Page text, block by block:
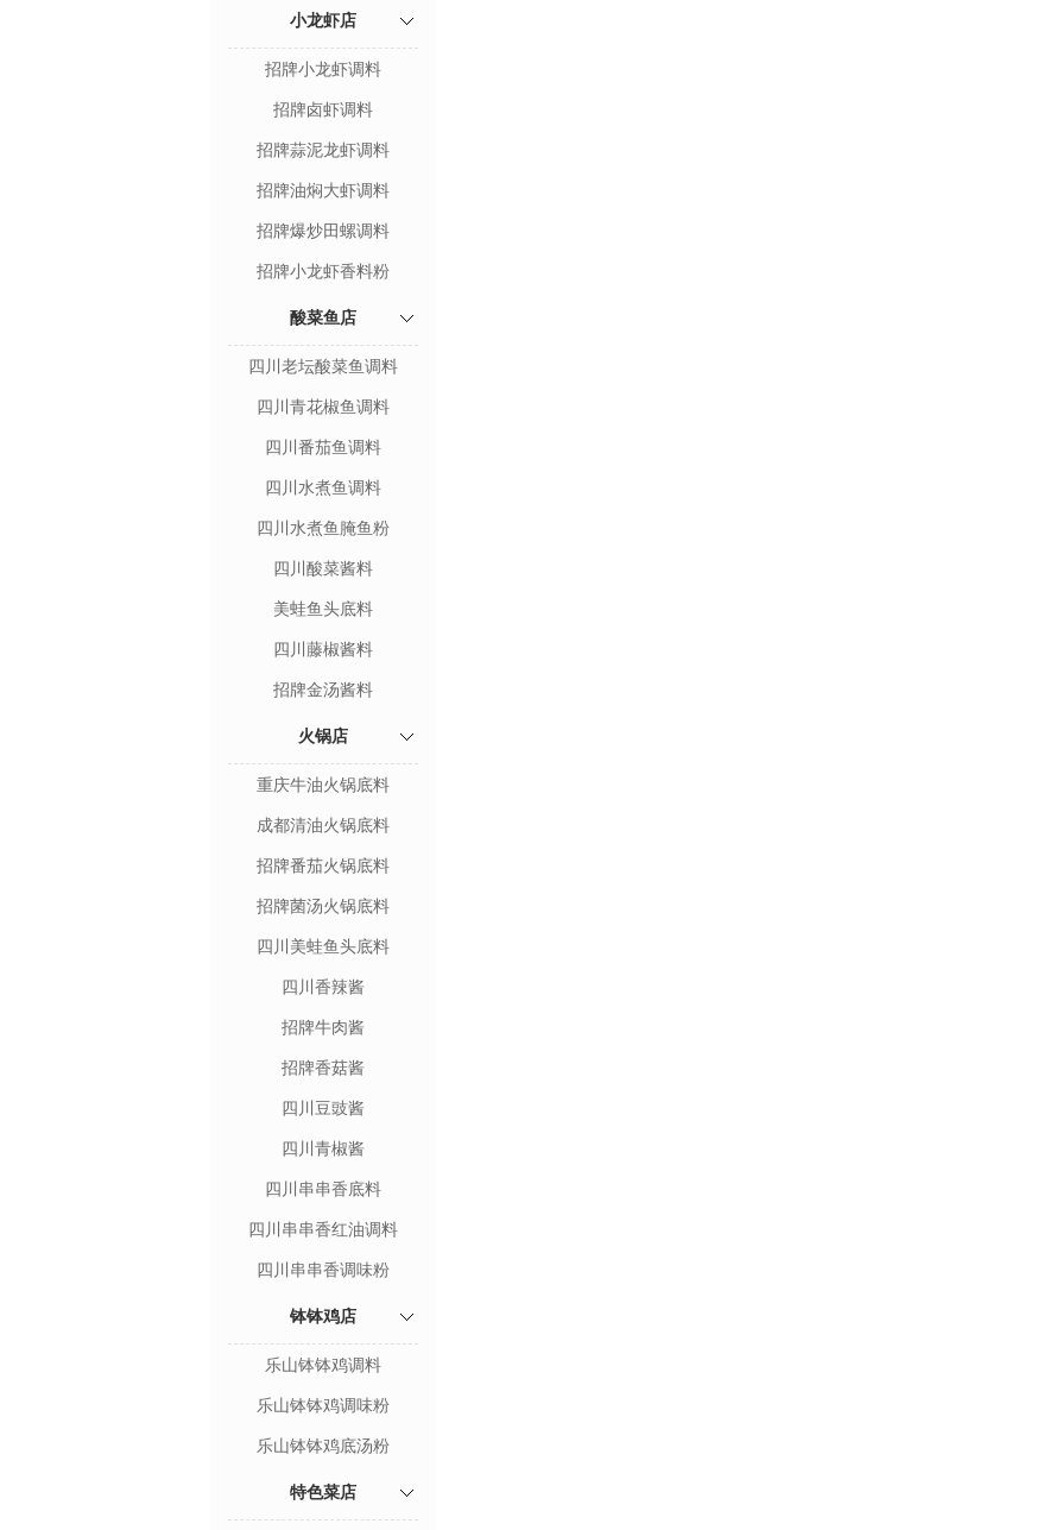
小龙虾店
招牌小龙虾调料
招牌卤虾调料
招牌蒜泥龙虾调料
招牌油焖大虾调料
招牌爆炒田螺调料
招牌小龙虾香料粉
酸菜鱼店
四川老坛酸菜鱼调料
四川青花椒鱼调料
四川番茄鱼调料
四川水煮鱼调料
四川水煮鱼腌鱼粉
四川酸菜酱料
美蛙鱼头底料
四川藤椒酱料
招牌金汤酱料
火锅店
重庆牛油火锅底料
成都清油火锅底料
招牌番茄火锅底料
招牌菌汤火锅底料
四川美蛙鱼头底料
四川香辣酱
招牌牛肉酱
招牌香菇酱
四川豆豉酱
四川青椒酱
四川串串香底料
四川串串香红油调料
四川串串香调味粉
钵钵鸡店
乐山钵钵鸡调料
乐山钵钵鸡调味粉
乐山钵钵鸡底汤粉
特色菜店